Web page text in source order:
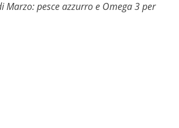
Marzo: pesce azzurro e Omega 3 per